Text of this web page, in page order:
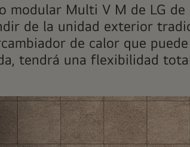
modular Multi V M de LG
de la unidad exterior
de calor que
tendrá una flexibilidad